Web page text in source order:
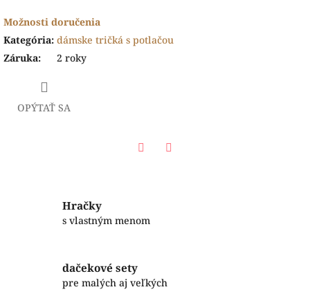
Možnosti doručenia
Kategória: dámske tričká s potlačou
Záruka: 2 roky
OPÝTAŤ SA
Hračky
s vlastným menom
dačekové sety
pre malých aj veľkých